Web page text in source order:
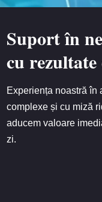
Suport în
cu rezultate
Experiența noastră în
complexe și cu miză
aducem valoare
zi.